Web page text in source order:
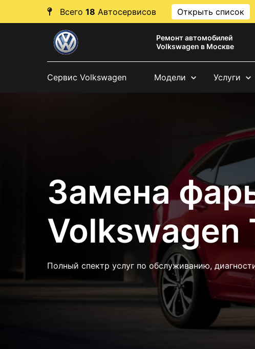
Всего 18 Автосервисов Открыть список
Ремонт автомобилей
Volkswagen в Москве
Сервис Volkswagen Модели Услуги
Замена
Volkswagen
Полный спектр услуг по обслуживанию,